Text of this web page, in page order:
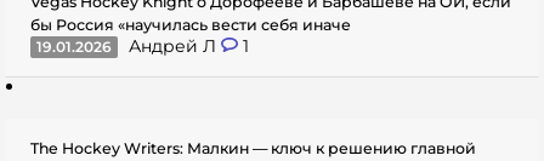
бы Россия «научилась вести себя иначе
19.01.2026
Андрей Л 1
The Hockey Writers: Малкин — ключ к решению главной